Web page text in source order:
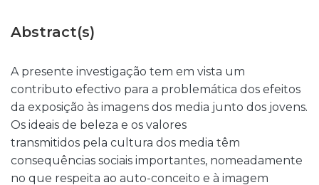
Abstract(s)
A presente investigação tem em vista um
contributo efectivo para a problemática dos efeitos
da exposição às imagens dos media junto dos jovens.
Os ideais de beleza e os valores
transmitidos pela cultura dos media têm
consequências sociais importantes, nomeadamente
no que respeita ao auto-conceito e à imagem